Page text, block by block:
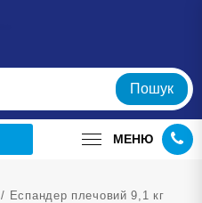
Пошук
МЕНЮ
/ Еспандер плечовий 9,1 кг